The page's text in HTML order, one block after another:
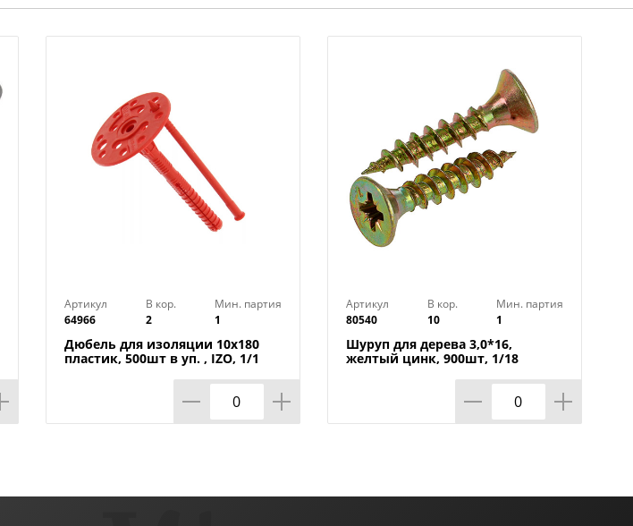
Артикул
64966
В кор.
2
Мин. партия
1
Дюбель для изоляции 10х180
пластик, 500шт в уп. , IZO, 1/1
Артикул
80540
В кор.
10
Мин. партия
1
Шуруп для дерева 3,0*16,
желтый цинк, 900шт, 1/18